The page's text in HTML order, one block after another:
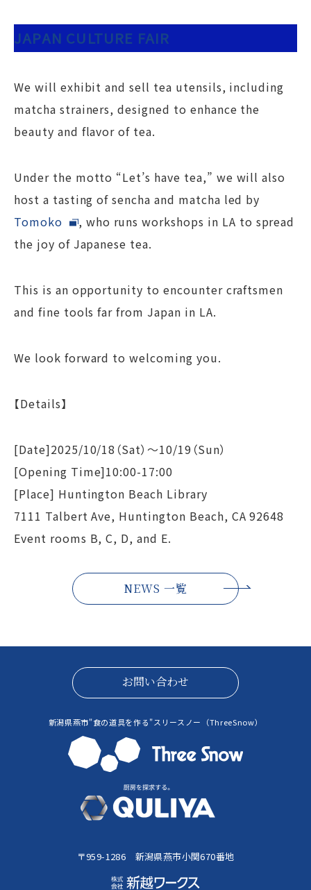
JAPAN CULTURE FAIR
We will exhibit and sell tea utensils, including
matcha strainers, designed to enhance the
beauty and flavor of tea.
Under the motto “Let’s have tea,” we will also
host a tasting of sencha and matcha led by
Tomoko
, who runs workshops in LA to spread
the joy of Japanese tea.
This is an opportunity to encounter craftsmen
and fine tools far from Japan in LA.
We look forward to welcoming you.
【Details】
[Date]2025/10/18（Sat）～10/19（Sun）
[Opening Time]10:00-17:00
[Place] Huntington Beach Library
7111 Talbert Ave, Huntington Beach, CA 92648
Event rooms B, C, D, and E.
NEWS 一覧
新潟県燕市"食の道具を作る"スリースノー（ThreeSnow）
お問い合わせ
〒959-1286 新潟県燕市小関670番地